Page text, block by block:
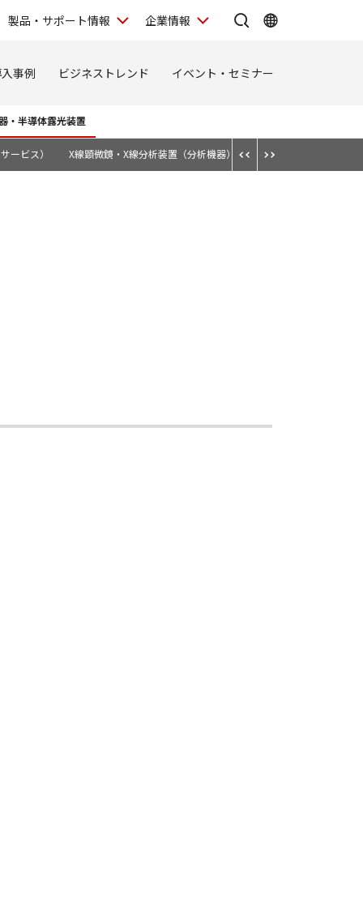
製品・サポート情報 企業情報
事例 ビジネストレンド イベント・セミナー
・半導体露光装置
ービス） X線顕微鏡・X線分析装置（分析機器） 光学式インクリメンタ